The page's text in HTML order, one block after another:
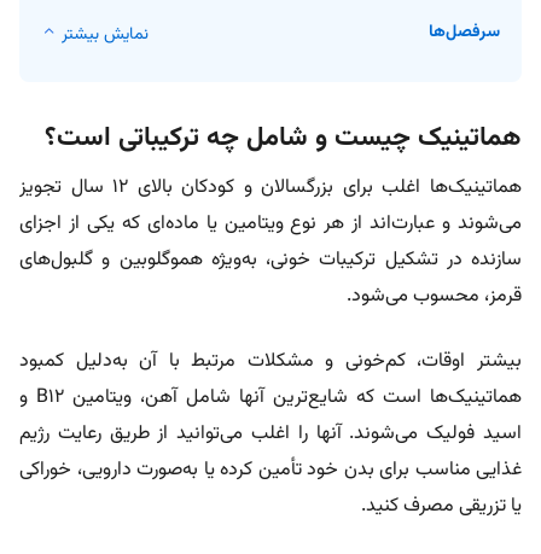
سرفصل‌ها نمایش بیشتر
هماتینیک چیست و شامل چه ترکیباتی است؟
هماتینیک‌ها اغلب برای بزرگسالان و کودکان بالای ۱۲ سال تجویز
می‌شوند و عبارت‌اند از هر نوع ویتامین یا ماده‌ای که یکی از اجزای
سازنده در تشکیل ترکیبات خونی، به‌ویژه هموگلوبین و گلبول‌های
قرمز، محسوب می‌شود.
بیشتر اوقات، کم‌خونی و مشکلات مرتبط با آن به‌دلیل کمبود
هماتینیک‌ها است که شایع‌ترین آنها شامل آهن، ویتامین B12 و
اسید فولیک می‌شوند. آنها را اغلب می‌توانید از طریق رعایت رژیم
غذایی مناسب برای بدن خود تأمین کرده یا به‌صورت دارویی، خوراکی
یا تزریقی مصرف کنید.